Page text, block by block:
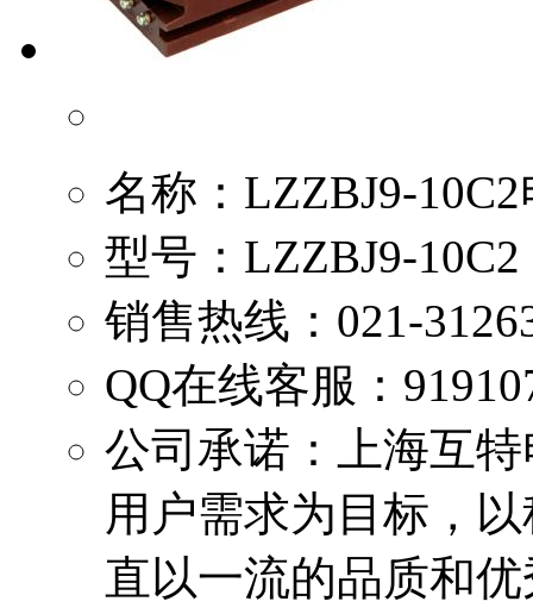
名称： LZZBJ9-
型号： LZZBJ9-10C2
销售热线： 021-
QQ在线客服：
公司承诺：
上海互
用户需求为目标，
直以一流的品质和